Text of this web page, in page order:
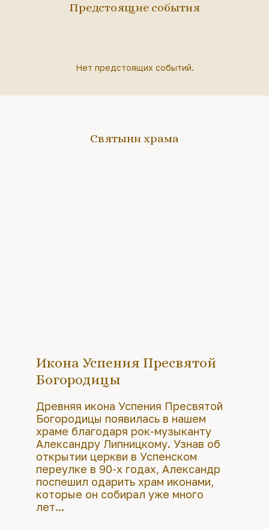
Предстоящие события
Нет предстоящих событий.
Святыни храма
Икона Успения Пресвятой
Богородицы
Древняя икона Успения Пресвятой
Богородицы появилась в нашем
храме благодаря рок-музыканту
Александру Липницкому. Узнав об
открытии церкви в Успенском
переулке в 90-х годах, Александр
поспешил одарить храм иконами,
которые он собирал уже много
лет...